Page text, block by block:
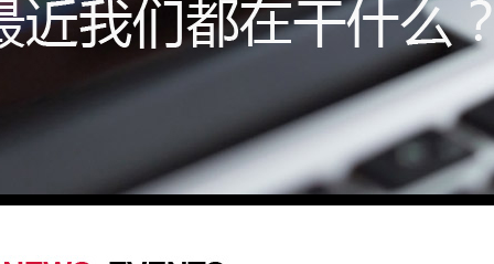
建
板
获
里
经